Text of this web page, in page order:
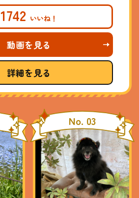
1742
動画を見る
詳細を見る
No. 03